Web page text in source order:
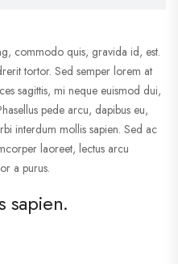
commodo quis, gravida id, est.
tortor. Sed semper lorem at
sagittis, mi neque euismod dui,
pede arcu, dapibus eu,
interdum mollis sapien. Sed ac
laoreet, lectus arcu
a purus.
sapien.